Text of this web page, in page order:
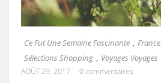
Ce Fut Une Semaine Fascinante France
Sélections Shopping Voyages Voyages
AOÛT 29, 2017 0 commentaires